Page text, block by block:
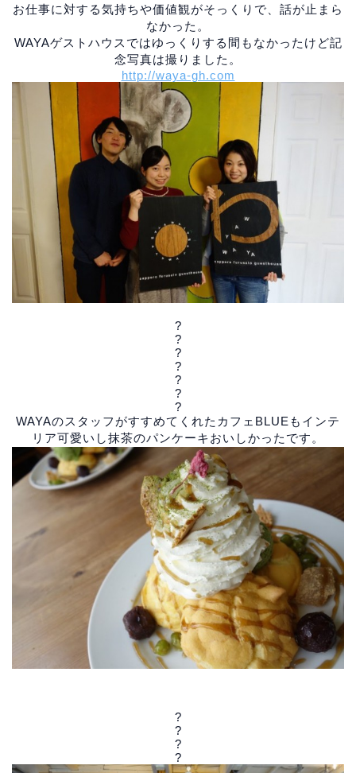
お仕事に対する気持ちや価値観がそっくりで、話が止まら
なかった。
WAYAゲストハウスではゆっくりする間もなかったけど記
念写真は撮りました。
http://waya-gh.com
?
?
?
?
?
?
?
WAYAのスタッフがすすめてくれたカフェBLUEもインテ
リア可愛いし抹茶のパンケーキおいしかったです。
?
?
?
?